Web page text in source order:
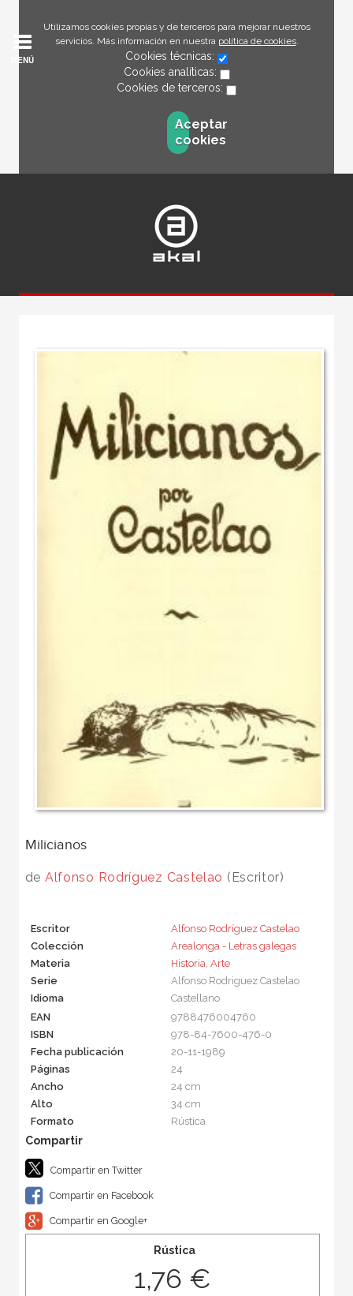
Utilizamos cookies propias y de terceros para mejorar nuestros
servicios. Más información en nuestra política de cookies.
Cookies técnicas:
Cookies analíticas:
Cookies de terceros:
Aceptar
cookies
MENÚ
Milicianos
de Alfonso Rodríguez Castelao (Escritor)
Escritor
Alfonso Rodríguez Castelao
Colección
Arealonga - Letras galegas
Materia
Historia, Arte
Serie
Alfonso Rodriguez Castelao
Idioma
Castellano
EAN
9788476004760
ISBN
978-84-7600-476-0
Fecha publicación
20-11-1989
Páginas
24
Ancho
24 cm
Alto
34 cm
Formato
Rústica
Compartir en Twitter
Compartir en Facebook
Compartir en Google+
Rústica
1,76 €